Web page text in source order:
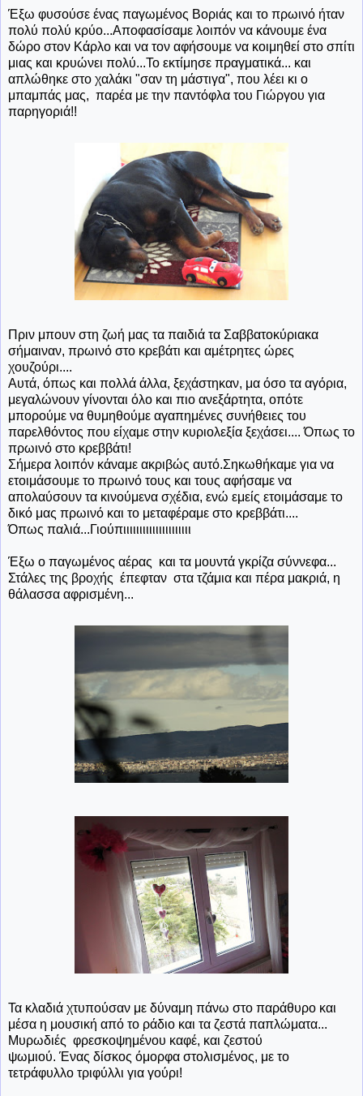
Έξω φυσούσε ένας παγωμένος Βοριάς και το πρωινό ήταν
πολύ πολύ κρύο...Αποφασίσαμε λοιπόν να κάνουμε ένα
δώρο στον Κάρλο και να τον αφήσουμε να κοιμηθεί στο σπίτι
μιας και κρυώνει πολύ...Το εκτίμησε πραγματικά... και
απλώθηκε στο χαλάκι "σαν τη μάστιγα", που λέει κι ο
μπαμπάς μας, παρέα με την παντόφλα του Γιώργου για
παρηγοριά!!
Πριν μπουν στη ζωή μας τα παιδιά τα Σαββατοκύριακα
σήμαιναν, πρωινό στο κρεβάτι και αμέτρητες ώρες
χουζούρι....
Αυτά, όπως και πολλά άλλα, ξεχάστηκαν, μα όσο τα αγόρια,
μεγαλώνουν γίνονται όλο και πιο ανεξάρτητα, οπότε
μπορούμε να θυμηθούμε αγαπημένες συνήθειες του
παρελθόντος που είχαμε στην κυριολεξία ξεχάσει.... Όπως το
πρωινό στο κρεββάτι!
Σήμερα λοιπόν κάναμε ακριβώς αυτό.Σηκωθήκαμε για να
ετοιμάσουμε το πρωινό τους και τους αφήσαμε να
απολαύσουν τα κινούμενα σχέδια, ενώ εμείς ετοιμάσαμε το
δικό μας πρωινό και το μεταφέραμε στο κρεββάτι....
Όπως παλιά...Γιούπιιιιιιιιιιιιιιιιιιιιι
Έξω ο παγωμένος αέρας και τα μουντά γκρίζα σύννεφα...
Στάλες της βροχής έπεφταν στα τζάμια και πέρα μακριά, η
θάλασσα αφρισμένη...
Τα κλαδιά χτυπούσαν με δύναμη πάνω στο παράθυρο και
μέσα η μουσική από το ράδιο και τα ζεστά παπλώματα...
Μυρωδιές φρεσκοψημένου καφέ, και ζεστού
ψωμιού. Ένας δίσκος όμορφα στολισμένος, με το
τετράφυλλο τριφύλλι για γούρι!